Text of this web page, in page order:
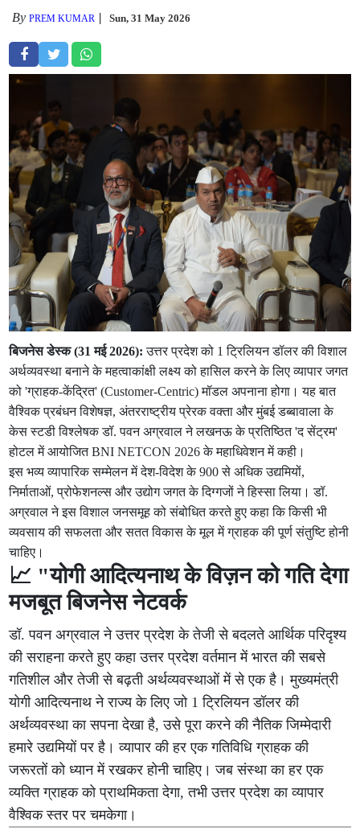
ByPREM KUMAR Sun, 31 May 2026
बिजनेस डेस्क (31 मई 2026): उत्तर प्रदेश को 1 ट्रिलियन डॉलर की विशाल
अर्थव्यवस्था बनाने के महत्वाकांक्षी लक्ष्य को हासिल करने के लिए व्यापार जगत
को 'ग्राहक-केंद्रित' (Customer-Centric) मॉडल अपनाना होगा। यह बात
वैश्विक प्रबंधन विशेषज्ञ, अंतरराष्ट्रीय प्रेरक वक्ता और मुंबई डब्बावाला के
केस स्टडी विश्लेषक डॉ. पवन अग्रवाल ने लखनऊ के प्रतिष्ठित 'द सेंट्रम'
होटल में आयोजित BNI NETCON 2026 के महाधिवेशन में कही।
इस भव्य व्यापारिक सम्मेलन में देश-विदेश के 900 से अधिक उद्यमियों,
निर्माताओं, प्रोफेशनल्स और उद्योग जगत के दिग्गजों ने हिस्सा लिया। डॉ.
अग्रवाल ने इस विशाल जनसमूह को संबोधित करते हुए कहा कि किसी भी
व्यवसाय की सफलता और सतत विकास के मूल में ग्राहक की पूर्ण संतुष्टि होनी
चाहिए।
📈 "योगी आदित्यनाथ के विज़न को गति देगा
मजबूत बिजनेस नेटवर्क
डॉ. पवन अग्रवाल ने उत्तर प्रदेश के तेजी से बदलते आर्थिक परिदृश्य
की सराहना करते हुए कहा उत्तर प्रदेश वर्तमान में भारत की सबसे
गतिशील और तेजी से बढ़ती अर्थव्यवस्थाओं में से एक है। मुख्यमंत्री
योगी आदित्यनाथ ने राज्य के लिए जो 1 ट्रिलियन डॉलर की
अर्थव्यवस्था का सपना देखा है, उसे पूरा करने की नैतिक जिम्मेदारी
हमारे उद्यमियों पर है। व्यापार की हर एक गतिविधि ग्राहक की
जरूरतों को ध्यान में रखकर होनी चाहिए। जब संस्था का हर एक
व्यक्ति ग्राहक को प्राथमिकता देगा, तभी उत्तर प्रदेश का व्यापार
वैश्विक स्तर पर चमकेगा।